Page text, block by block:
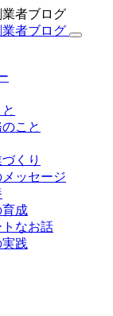
こと
くり
ッセージ
成
なお話
践